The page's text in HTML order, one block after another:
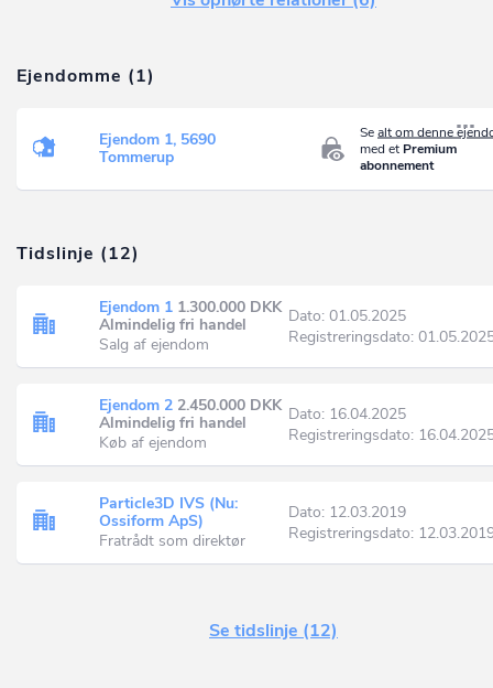
Ejendomme (1)
Sealt om denne
med et Premium
abonnement
Ejendom 1, 5690
Tommerup
Tidslinje (12)
Ejendom 1 1.300.000 DKK
Almindelig fri handel
Salg af ejendom
Dato: 01.05.2025
Registreringsdato:
Ejendom 2 2.450.000 DKK
Almindelig fri handel
Køb af ejendom
Dato: 16.04.2025
Registreringsdato:
Particle3D IVS (Nu:
Ossiform ApS)
Fratrådt som direktør
Dato: 12.03.2019
Registreringsdato:
Se tidslinje (12)